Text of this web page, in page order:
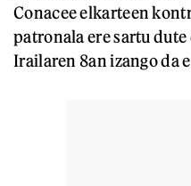
Conacee elkarteen
patronala ere sartu
Irailaren 8an izango da